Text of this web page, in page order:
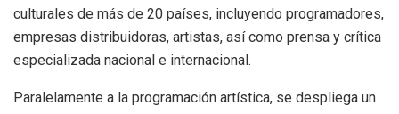
culturales de más de 20 países, incluyendo programadores,
empresas distribuidoras, artistas, así como prensa y crítica
especializada nacional e internacional.
Paralelamente a la programación artística, se despliega un